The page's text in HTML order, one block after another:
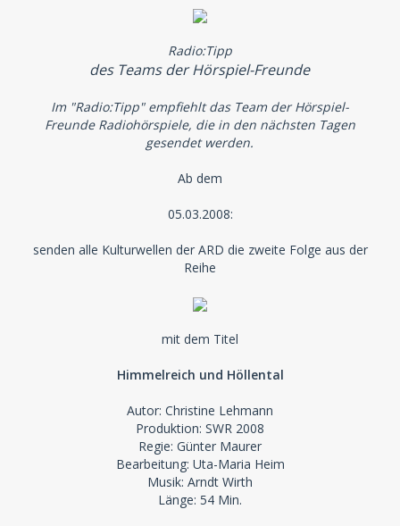
Radio:Tipp
des Teams der Hörspiel-Freunde
Im "Radio:Tipp" empfiehlt das Team der Hörspiel-
Freunde Radiohörspiele, die in den nächsten Tagen
gesendet werden.
Ab dem
05.03.2008:
senden alle Kulturwellen der ARD die zweite Folge aus der
Reihe
mit dem Titel
Himmelreich und Höllental
Autor: Christine Lehmann
Produktion: SWR 2008
Regie: Günter Maurer
Bearbeitung: Uta-Maria Heim
Musik: Arndt Wirth
Länge: 54 Min.